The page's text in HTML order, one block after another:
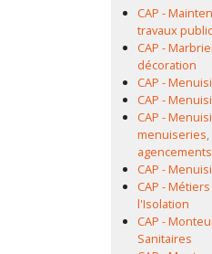
CAP -
travaux
CAP -
décoration
CAP -
CAP -
CAP -
agencements
CAP -
CAP -
l'Isolation
CAP -
Sanitaires